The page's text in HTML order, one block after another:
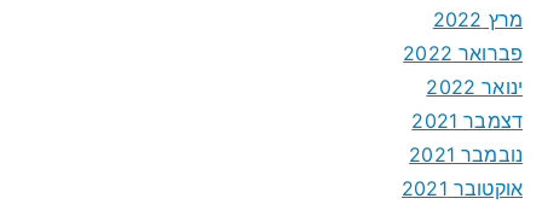
מרץ 2022
פברואר 2022
ינואר 2022
דצמבר 2021
נובמבר 2021
אוקטובר 2021